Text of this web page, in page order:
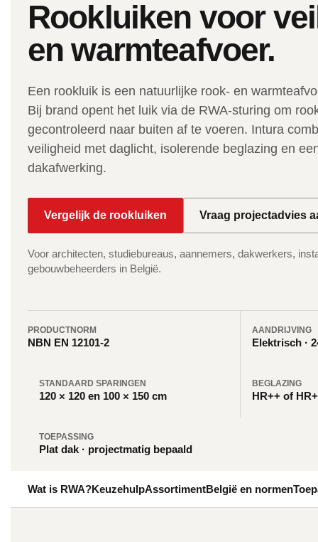
Rookluiken voor
en warmteafvoer.
Een rookluik is een natuurlijke rook- en
Bij brand opent het luik via de RWA-sturing om
gecontroleerd naar buiten af te voeren. Intura
veiligheid met daglicht, isolerende beglazing en
dakafwerking.
Vergelijk de rookluiken Vraag projectadvies
Voor architecten, studiebureaus, aannemers, dakwerkers,
gebouwbeheerders in België.
PRODUCTNORM
NBN EN 12101-2
AANDRIJVING
Elektrisch ·
STANDAARD SPARINGEN
120 × 120 en 100 × 150 cm
BEGLAZING
HR++ of
TOEPASSING
Plat dak · projectmatig bepaald
Wat is RWA?KeuzehulpAssortimentBelgië en normen